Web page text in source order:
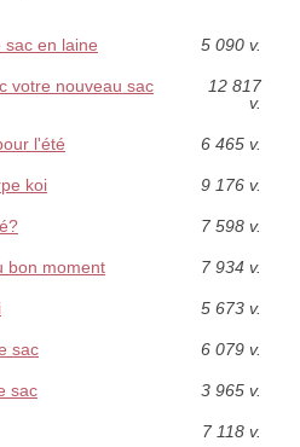
en laine 5 090 v.
votre nouveau sac
12 817
v.
l'été 6 465 v.
koi 9 176 v.
7 598 v.
bon moment 7 934 v.
5 673 v.
sac 6 079 v.
sac 3 965 v.
7 118 v.